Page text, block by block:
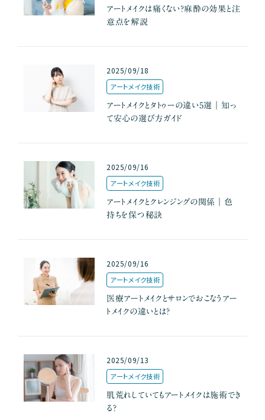
アートメイクは痛くない？麻酔の効果と注
意点を解説
2025/09/18
アートメイク技術
アートメイクとタトゥーの違い5選｜知っ
て安心の選び方ガイド
2025/09/16
アートメイク技術
アートメイクとクレンジングの関係｜色
持ちを保つ秘訣
2025/09/16
アートメイク技術
医療アートメイクとサロンでおこなうアー
トメイクの違いとは？
2025/09/13
アートメイク技術
肌荒れしていてもアートメイクは施術でき
る？